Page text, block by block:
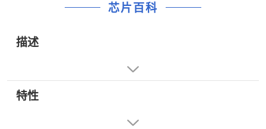
芯片百科
描述
特性